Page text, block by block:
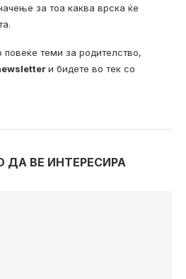
за тоа каква врска ќе
теми за родителство,
и бидете во тек со
ВЕ ИНТЕРЕСИРА